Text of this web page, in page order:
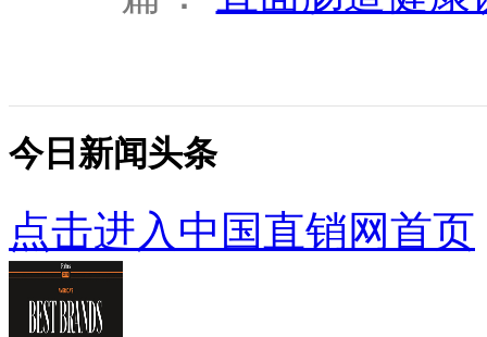
今日新闻头条
点击进入中国直销网首页